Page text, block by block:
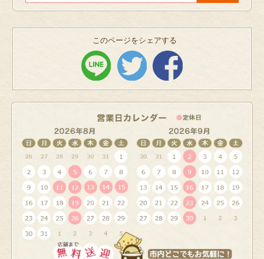
このページをシェアする